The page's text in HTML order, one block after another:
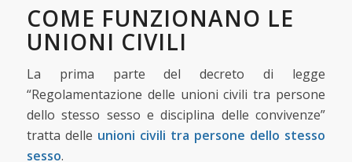
COME FUNZIONANO LE
UNIONI CIVILI
La prima parte del decreto di legge
“Regolamentazione delle unioni civili tra persone
dello stesso sesso e disciplina delle convivenze”
tratta delle unioni civili tra persone dello stesso
sesso.